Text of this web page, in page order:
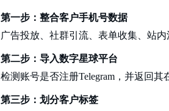
第一步：整合客户手机号数据
广告投放、社群引流、表单收集、站
第二步：导入数字星球平台
检测账号是否注册Telegram，并返回其
第三步：划分客户标签